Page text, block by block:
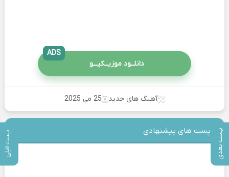
پست بعدی پست قبلی
دانلــود موزیــکیـــو
ADS
آهنگ های جدید 25 می 2025
پست های پیشنهادی